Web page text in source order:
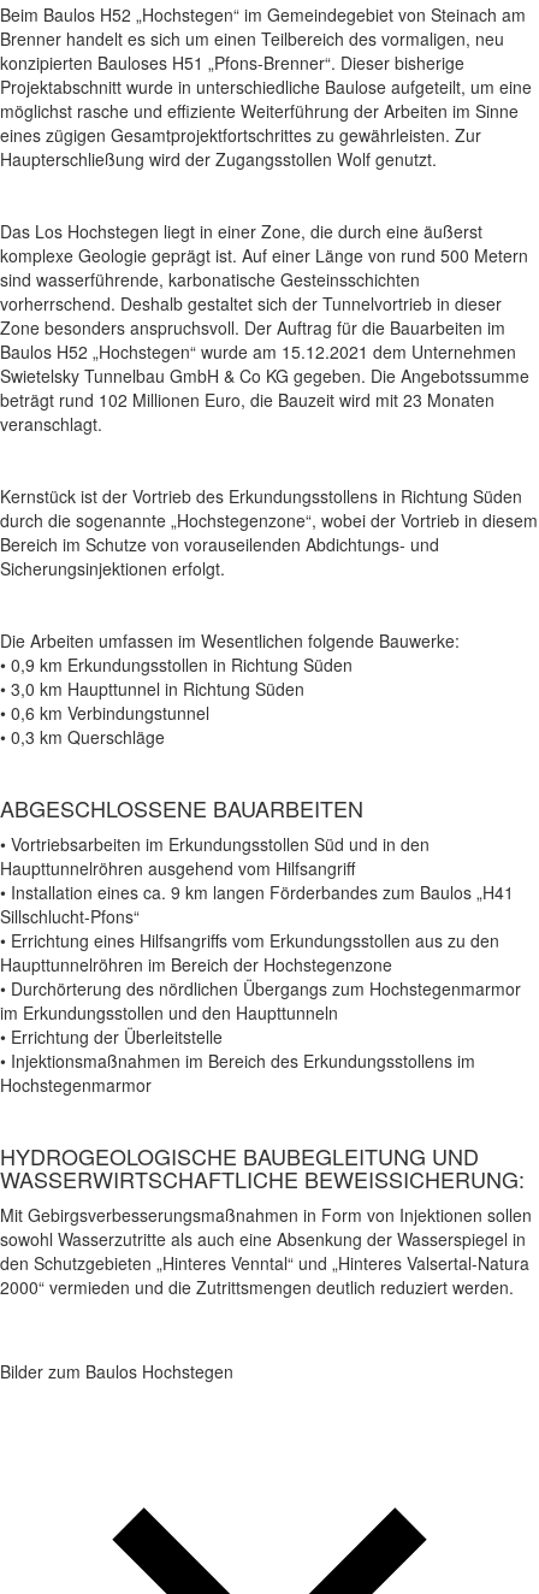
Beim Baulos H52 „Hochstegen“ im Gemeindegebiet von Steinach am
Brenner handelt es sich um einen Teilbereich des vormaligen, neu
konzipierten Bauloses H51 „Pfons-Brenner“. Dieser bisherige
Projektabschnitt wurde in unterschiedliche Baulose aufgeteilt, um eine
möglichst rasche und effiziente Weiterführung der Arbeiten im Sinne
eines zügigen Gesamtprojektfortschrittes zu gewährleisten. Zur
Haupterschließung wird der Zugangsstollen Wolf genutzt.
Das Los Hochstegen liegt in einer Zone, die durch eine äußerst
komplexe Geologie geprägt ist. Auf einer Länge von rund 500 Metern
sind wasserführende, karbonatische Gesteinsschichten
vorherrschend. Deshalb gestaltet sich der Tunnelvortrieb in dieser
Zone besonders anspruchsvoll. Der Auftrag für die Bauarbeiten im
Baulos H52 „Hochstegen“ wurde am 15.12.2021 dem Unternehmen
Swietelsky Tunnelbau GmbH & Co KG gegeben. Die Angebotssumme
beträgt rund 102 Millionen Euro, die Bauzeit wird mit 23 Monaten
veranschlagt.
Kernstück ist der Vortrieb des Erkundungsstollens in Richtung Süden
durch die sogenannte „Hochstegenzone“, wobei der Vortrieb in diesem
Bereich im Schutze von vorauseilenden Abdichtungs- und
Sicherungsinjektionen erfolgt.
Die Arbeiten umfassen im Wesentlichen folgende Bauwerke:
• 0,9 km Erkundungsstollen in Richtung Süden
• 3,0 km Haupttunnel in Richtung Süden
• 0,6 km Verbindungstunnel
• 0,3 km Querschläge
ABGESCHLOSSENE BAUARBEITEN
• Vortriebsarbeiten im Erkundungsstollen Süd und in den
Haupttunnelröhren ausgehend vom Hilfsangriff
• Installation eines ca. 9 km langen Förderbandes zum Baulos „H41
Sillschlucht-Pfons“
• Errichtung eines Hilfsangriffs vom Erkundungsstollen aus zu den
Haupttunnelröhren im Bereich der Hochstegenzone
• Durchörterung des nördlichen Übergangs zum Hochstegenmarmor
im Erkundungsstollen und den Haupttunneln
• Errichtung der Überleitstelle
• Injektionsmaßnahmen im Bereich des Erkundungsstollens im
Hochstegenmarmor
HYDROGEOLOGISCHE BAUBEGLEITUNG UND
WASSERWIRTSCHAFTLICHE BEWEISSICHERUNG:
Mit Gebirgsverbesserungsmaßnahmen in Form von Injektionen sollen
sowohl Wasserzutritte als auch eine Absenkung der Wasserspiegel in
den Schutzgebieten „Hinteres Venntal“ und „Hinteres Valsertal-Natura
2000“ vermieden und die Zutrittsmengen deutlich reduziert werden.
Bilder zum Baulos Hochstegen